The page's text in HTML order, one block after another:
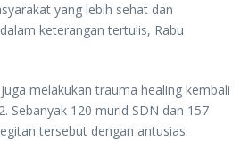
yang lebih sehat dan
keterangan tertulis, Rabu
melakukan trauma healing kembali
Sebanyak 120 murid SDN dan 157
tersebut dengan antusias.